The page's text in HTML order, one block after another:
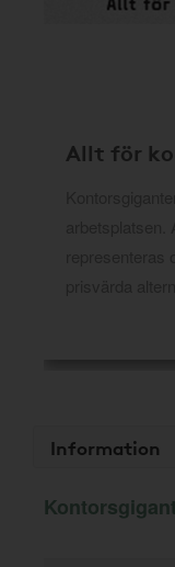
Allt för
Information